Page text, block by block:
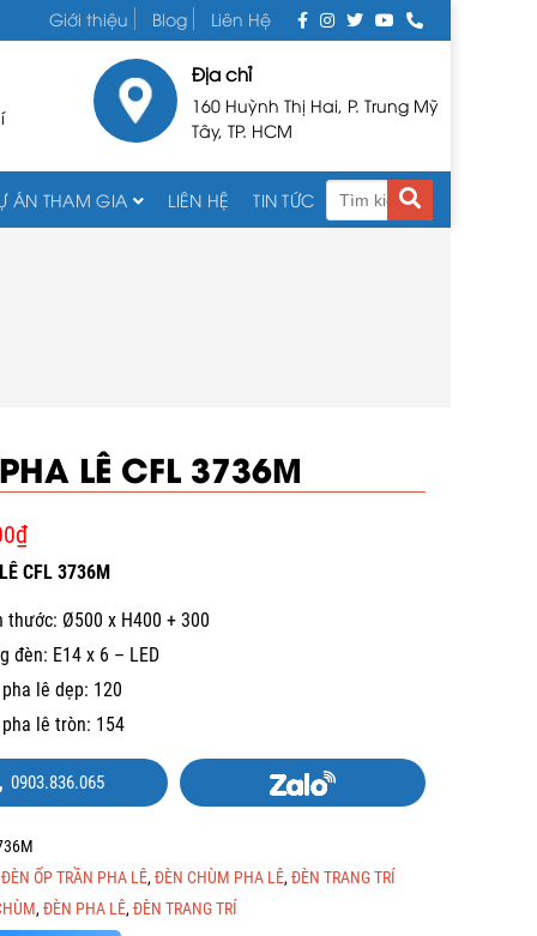
Giới thiệu Blog Liên Hệ
Địa chỉ
160 Huỳnh Thị Hai, P. Trung Mỹ
Tây, TP. HCM
ÁN THAM GIA LIÊN HỆ TIN TỨC
LÊ CFL 3736M
₫
CFL 3736M
thước: Ø500 x H400 + 300
đèn: E14 x 6 – LED
lê dẹp: 120
lê tròn: 154
0903.836.065
ĐÈN ỐP TRẦN PHA LÊ,ĐÈN CHÙM PHA LÊ,ĐÈN TRANG TRÍ
,ĐÈN PHA LÊ,ĐÈN TRANG TRÍ